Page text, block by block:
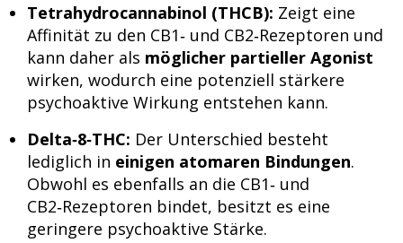
Tetrahydrocannabinol (THCB): Zeigt eine
Affinität zu den CB1‑ und CB2‑Rezeptoren und
kann daher als möglicher partieller Agonist
wirken, wodurch eine potenziell stärkere
psychoaktive Wirkung entstehen kann.
Delta‑8‑THC: Der Unterschied besteht
lediglich in einigen atomaren Bindungen.
Obwohl es ebenfalls an die CB1‑ und
CB2‑Rezeptoren bindet, besitzt es eine
geringere psychoaktive Stärke.